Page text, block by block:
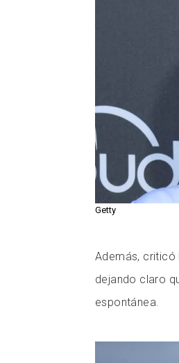
Getty
Además, criticó
dejando claro
espontánea.